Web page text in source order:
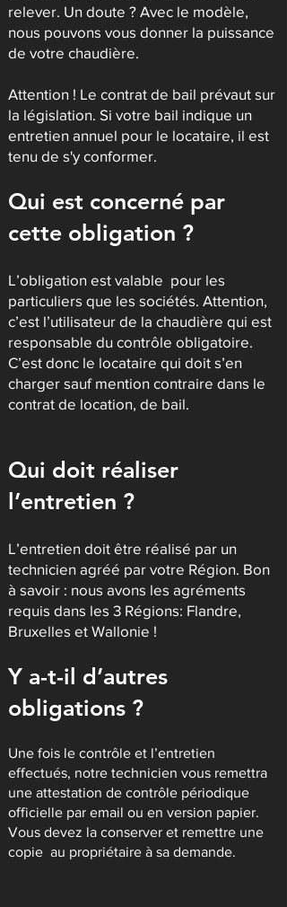
relever. Un doute ? Avec le modèle,
nous pouvons vous donner la puissance
de votre chaudière.
Attention ! Le contrat de bail prévaut sur
la législation. Si votre bail indique un
entretien annuel pour le locataire, il est
tenu de s'y conformer.
Qui est concerné par
cette obligation ?
L’obligation est valable pour les
particuliers que les sociétés. Attention,
c’est l’utilisateur de la chaudière qui est
responsable du contrôle obligatoire.
C’est donc le locataire qui doit s’en
charger sauf mention contraire dans le
contrat de location, de bail.
Qui doit réaliser
l’entretien ?
L’entretien doit être réalisé par un
technicien agréé par votre Région. Bon
à savoir : nous avons les agréments
requis dans les 3 Régions: Flandre,
Bruxelles et Wallonie !
Y a-t-il d’autres
obligations ?
Une fois le contrôle et l’entretien
effectués, notre technicien vous remettra
une attestation de contrôle périodique
officielle par email ou en version papier.
Vous devez la conserver et remettre une
copie au propriétaire à sa demande.